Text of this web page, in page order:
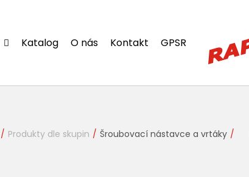
Katalog O nás Kontakt GPSR
Produkty dle skupin Šroubovací nástavce a vrtáky